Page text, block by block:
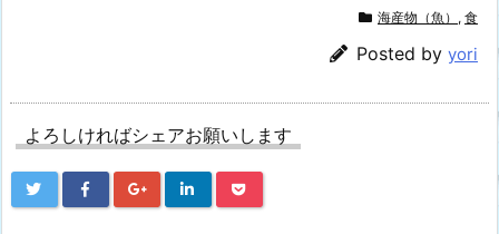
海産物（魚） , 食
Posted by yori
よろしければシェアお願いします